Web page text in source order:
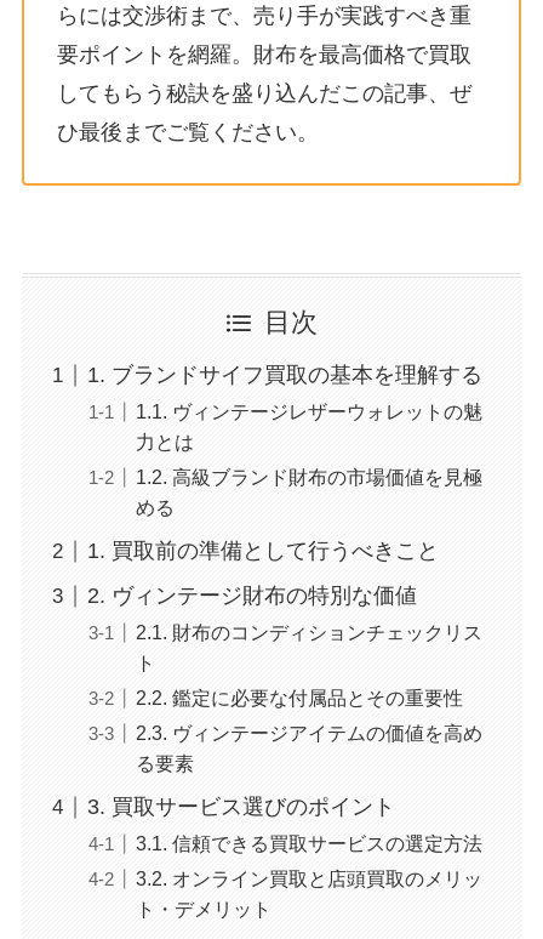
らには交渉術まで、売り手が実践すべき重
要ポイントを網羅。財布を最高価格で買取
してもらう秘訣を盛り込んだこの記事、ぜ
ひ最後までご覧ください。
目次
1. ブランドサイフ買取の基本を理解する
1.1. ヴィンテージレザーウォレットの魅
力とは
1.2. 高級ブランド財布の市場価値を見極
める
1. 買取前の準備として行うべきこと
2. ヴィンテージ財布の特別な価値
2.1. 財布のコンディションチェックリス
ト
2.2. 鑑定に必要な付属品とその重要性
2.3. ヴィンテージアイテムの価値を高め
る要素
3. 買取サービス選びのポイント
3.1. 信頼できる買取サービスの選定方法
3.2. オンライン買取と店頭買取のメリッ
ト・デメリット